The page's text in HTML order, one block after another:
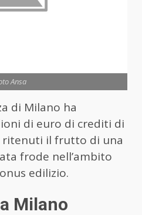
Ansa
di Milano ha
di euro di crediti di
ritenuti il frutto di una
frode nell’ambito
edilizio.
Milano